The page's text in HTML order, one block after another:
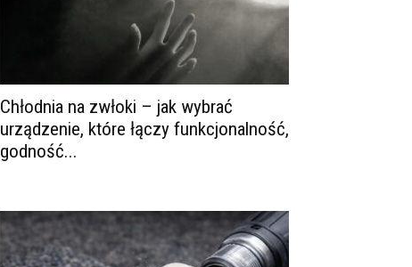
Chłodnia na zwłoki – jak wybrać
urządzenie, które łączy funkcjonalność,
godność...